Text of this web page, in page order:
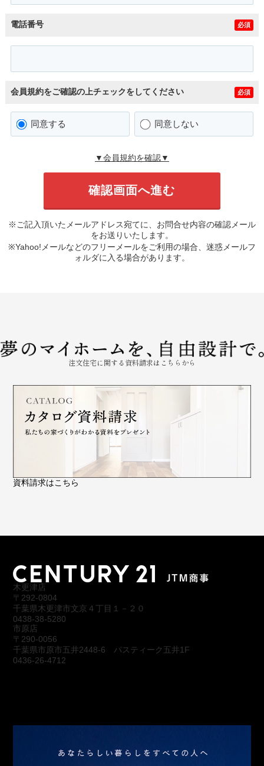
電話番号 必須
会員規約をご確認の上チェックをしてください 必須
同意する 同意しない
▼会員規約を確認▼
※ご記入頂いたメールアドレス宛てに、お問合せ内容の確認メール
をお送りいたします。
※Yahoo!メールなどのフリーメールをご利用の場合、迷惑メールフ
ォルダに入る場合があります。
注文住宅に関する資料請求はこちらから
資料請求はこちら
木更津店
〒292-0804
千葉県木更津市文京４丁目１－２０
0438-38-5280
市原店
〒290-0056
千葉県市原市五井2448-6 パスティーク五井1F
0436-26-4712